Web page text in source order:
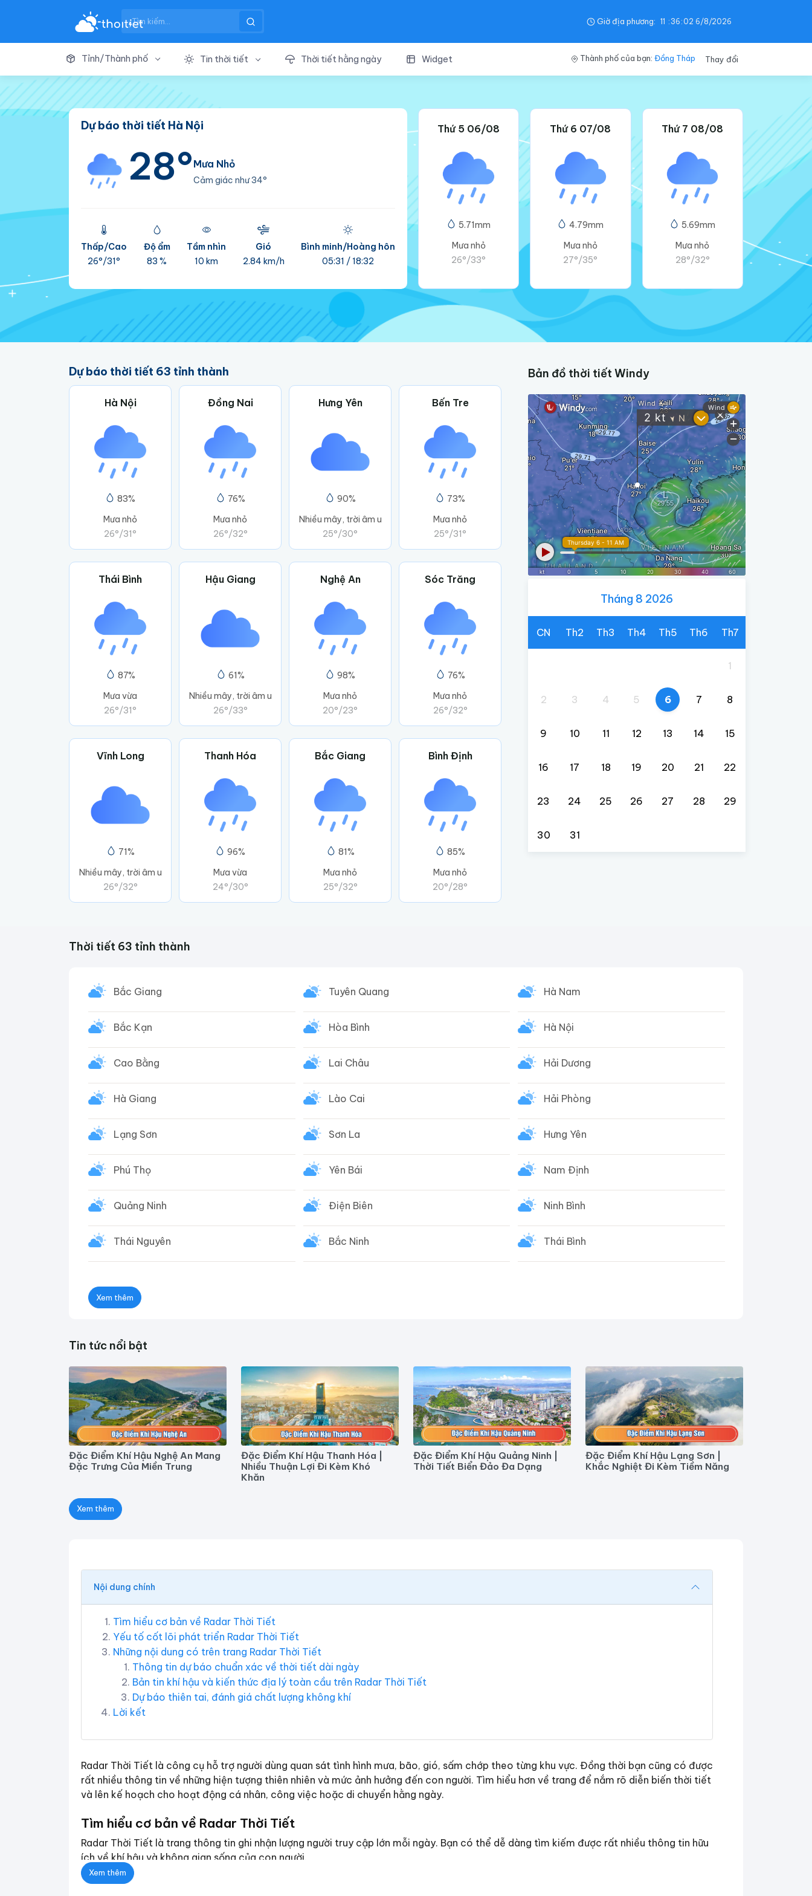
Giờ địa phương: 11 : 36 : 02 6/8/2026
Tỉnh/Thành phố Tin thời tiết Thời tiết hằng ngày Widget Thành phố của bạn: Đồng Tháp Thay đổi
Dự báo thời tiết Hà Nội
28° Mưa Nhỏ
Cảm giác như34°
Thấp/Cao
26°/31°
Độ ẩm
83 %
Tầm nhìn
10 km
Gió
2.84 km/h
Bình minh/Hoàng hôn
05:31 / 18:32
Thứ 5 06/08
5.71mm
Mưa nhỏ
26°/33°
Thứ 6 07/08
4.79mm
Mưa nhỏ
27°/35°
Thứ 7 08/08
5.69mm
Mưa nhỏ
28°/32°
Dự báo thời tiết 63 tỉnh thành
Hà Nội
83%
Mưa nhỏ
26°/31°
Đồng Nai
76%
Mưa nhỏ
26°/32°
Hưng Yên
90%
Nhiều mây, trời âm u
25°/30°
Bến Tre
73%
Mưa nhỏ
25°/31°
Thái Bình
87%
Mưa vừa
26°/31°
Hậu Giang
61%
Nhiều mây, trời âm u
26°/33°
Nghệ An
98%
Mưa nhỏ
20°/23°
Sóc Trăng
76%
Mưa nhỏ
26°/32°
Vĩnh Long
71%
Nhiều mây, trời âm u
26°/32°
Thanh Hóa
96%
Mưa vừa
24°/30°
Bắc Giang
81%
Mưa nhỏ
25°/32°
Bình Định
85%
Mưa nhỏ
20°/28°
Bản đồ thời tiết Windy
Tháng 8 2026
CN Th2 Th3 Th4 Th5 Th6 Th7
1
2 3 4 5 6 7 8
9 10 11 12 13 14 15
16 17 18 19 20 21 22
23 24 25 26 27 28 29
30 31
Thời tiết 63 tỉnh thành
Bắc Giang
Bắc Kạn
Cao Bằng
Hà Giang
Lạng Sơn
Phú Thọ
Quảng Ninh
Thái Nguyên
Tuyên Quang
Hòa Bình
Lai Châu
Lào Cai
Sơn La
Yên Bái
Điện Biên
Bắc Ninh
Hà Nam
Hà Nội
Hải Dương
Hải Phòng
Hưng Yên
Nam Định
Ninh Bình
Thái Bình
Xem thêm
Tin tức nổi bật
Đặc Điểm Khí Hậu Nghệ An Mang
Đặc Trưng Của Miền Trung
Đặc Điểm Khí Hậu Thanh Hóa |
Nhiều Thuận Lợi Đi Kèm Khó
Khăn
Đặc Điểm Khí Hậu Quảng Ninh |
Thời Tiết Biển Đảo Đa Dạng
Đặc Điểm Khí Hậu Lạng Sơn |
Khắc Nghiệt Đi Kèm Tiềm Năng
Xem thêm
Nội dung chính
Tìm hiểu cơ bản về Radar Thời Tiết
Yếu tố cốt lõi phát triển Radar Thời Tiết
Những nội dung có trên trang Radar Thời Tiết
Thông tin dự báo chuẩn xác về thời tiết dài ngày
Bản tin khí hậu và kiến thức địa lý toàn cầu trên Radar Thời Tiết
Dự báo thiên tai, đánh giá chất lượng không khí
Lời kết
Radar Thời Tiết là công cụ hỗ trợ người dùng quan sát tình hình mưa, bão, gió, sấm chớp theo từng khu vực. Đồng thời bạn cũng có được
rất nhiều thông tin về những hiện tượng thiên nhiên và mức ảnh hưởng đến con người. Tìm hiểu hơn về trang để nắm rõ diễn biến thời tiết
và lên kế hoạch cho hoạt động cá nhân, công việc hoặc di chuyển hằng ngày.
Tìm hiểu cơ bản về Radar Thời Tiết
Radar Thời Tiết là trang thông tin ghi nhận lượng người truy cập lớn mỗi ngày. Bạn có thể dễ dàng tìm kiếm được rất nhiều thông tin hữu
ích về khí hậu và không gian sống của con người.
Truy cập trang web thường xuyên bạn sẽ sở hữu được những thông tin hữu ích. Cập nhật những dữ liệu về mưa, nắng và các hiện tượng
Xem thêm